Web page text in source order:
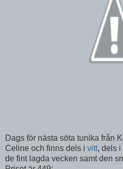
Dags för nästa söta tunika från
Celine och finns dels i vitt, dels i
de fint lagda vecken samt den